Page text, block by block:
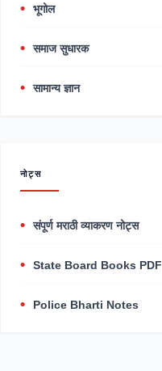
भूगोल
समाज सुधारक
सामान्य ज्ञान
नोट्स
संपूर्ण मराठी व्याकरण नोट्स
State Board Books PDF
Police Bharti Notes